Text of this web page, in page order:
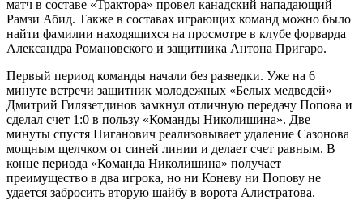
матч в составе «Трактора» провел канадский нападающий
Рамзи Абид. Также в составах играющих команд можно было
найти фамилии находящихся на просмотре в клубе форварда
Александра Романовского и защитника Антона Пригаро.
Первый период команды начали без разведки. Уже на 6
минуте встречи защитник молодежных «Белых медведей»
Дмитрий Гилязетдинов замкнул отличную передачу Попова и
сделал счет 1:0 в пользу «Команды Николишина». Две
минуты спустя Пиганович реализовывает удаление Сазонова
мощным щелчком от синей линии и делает счет равным. В
конце периода «Команда Николишина» получает
преимущество в два игрока, но ни Коневу ни Попову не
удается забросить вторую шайбу в ворота Алистратова.